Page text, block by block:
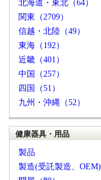
北海道・東北（64）
関東（2709）
信越・北陸（49）
東海（192）
近畿（401）
中国（257）
四国（51）
九州・沖縄（52）
健康器具・用品
製品
製造(受託製造、OEM)